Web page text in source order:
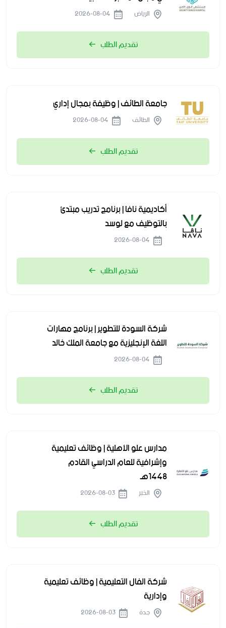
الرياض
تقديم الطلب
جامعة الطائف | وظيفة بمجال إداري
الطائف
تقديم الطلب
أكاديمية نافا | برنامج تدريب مبتدئ
بالتوظيف مع لوسد
تقديم الطلب
شركة السودة للتطوير | برنامج مهارات
اللغة الإنجليزية مع جامعة الملك خالد
تقديم الطلب
مدارس علو الأهلية | وظائف تعليمية
وإشرافية للعام الدراسي القادم
1448هـ
الخبر
تقديم الطلب
شركة الفال التعليمية | وظائف تعليمية
وإدارية
جدة